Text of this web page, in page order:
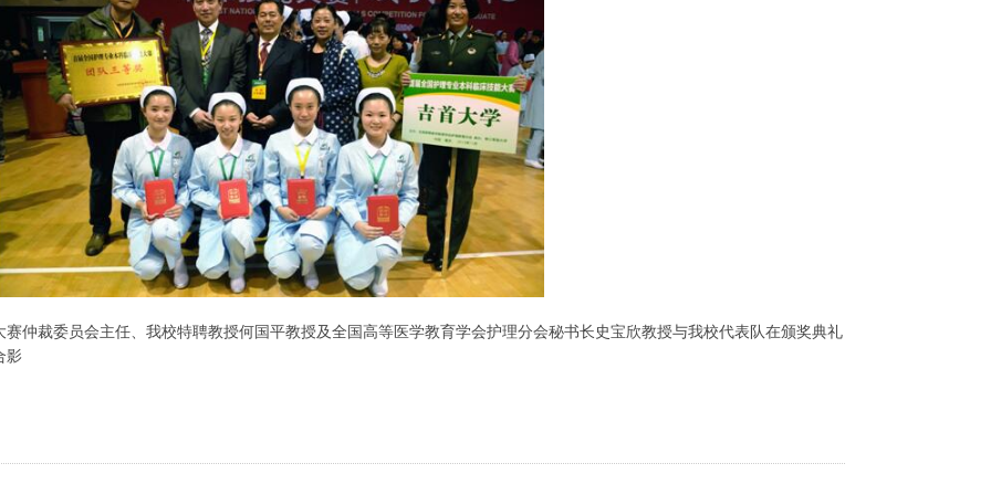
赛仲裁委员会主任、我校特聘教授何国平教授及全国高等医学教育学会护理分会秘书长史宝欣教授与我校代表队在颁奖典礼
影